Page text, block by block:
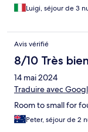
Luigi, séjour de 3
Avis vérifié
8/10 Très bien
14 mai 2024
Traduire avec
Room to small for
Peter, séjour de 2